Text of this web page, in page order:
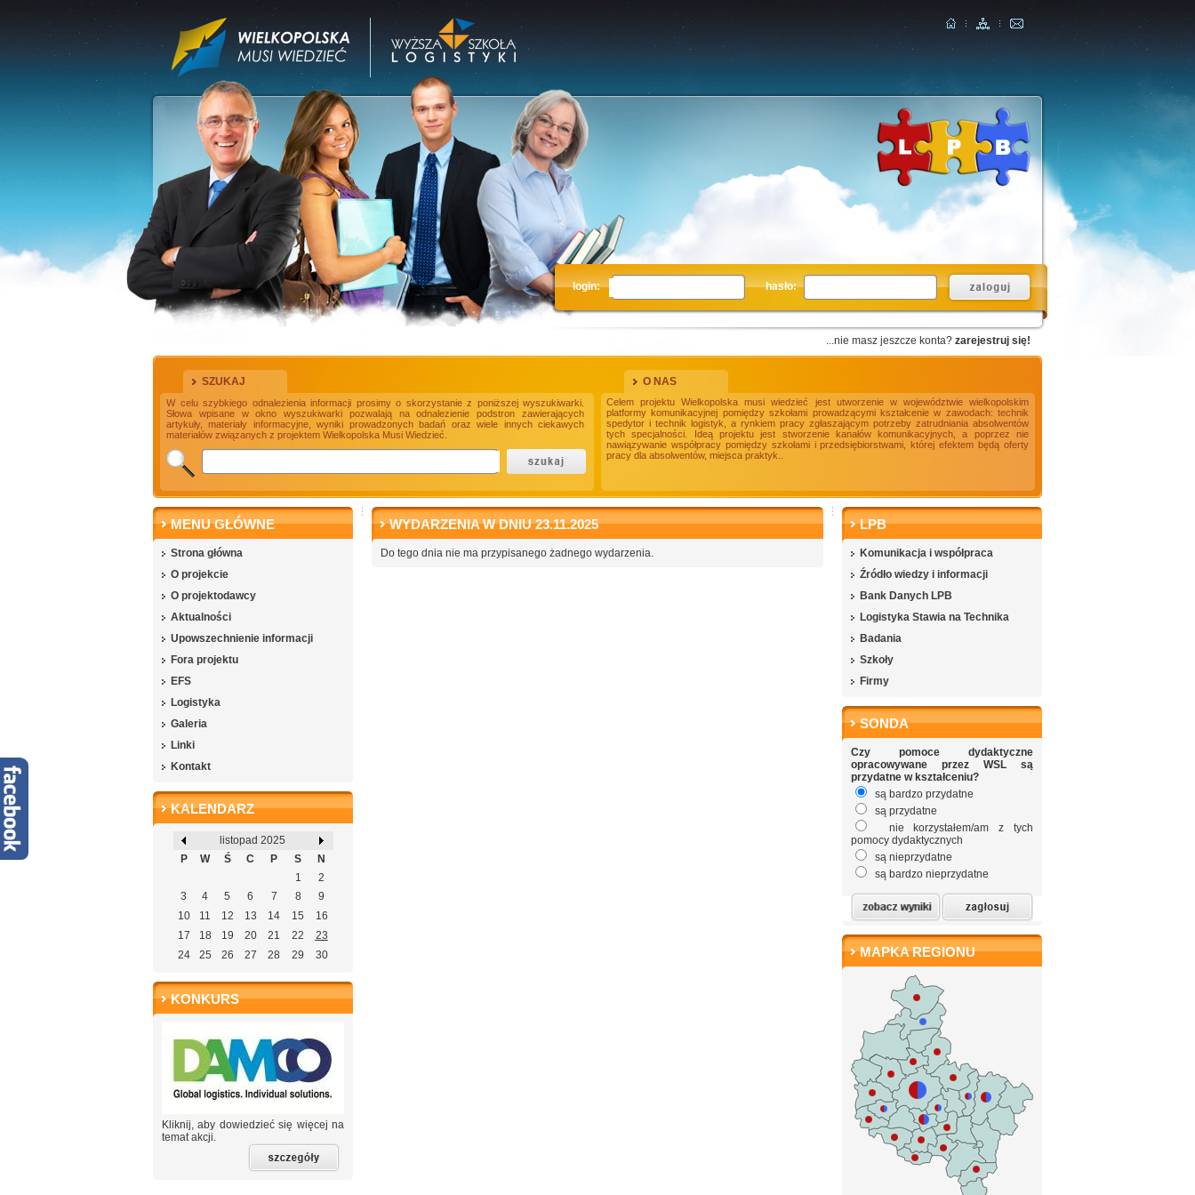
login: hasło:
...nie masz jeszcze konta? zarejestruj się!
SZUKAJ
W celu szybkiego odnalezienia informacji prosimy o skorzystanie z poniższej wyszukiwarki.
Słowa wpisane w okno wyszukiwarki pozwalają na odnalezienie podstron zawierających
artykuły, materiały informacyjne, wyniki prowadzonych badań oraz wiele innych ciekawych
materiałów związanych z projektem Wielkopolska Musi Wiedzieć.
O NAS
Celem projektu Wielkopolska musi wiedzieć jest utworzenie w województwie wielkopolskim
platformy komunikacyjnej pomiędzy szkołami prowadzącymi kształcenie w zawodach: technik
spedytor i technik logistyk, a rynkiem pracy zgłaszającym potrzeby zatrudniania absolwentów
tych specjalności. Ideą projektu jest stworzenie kanałów komunikacyjnych, a poprzez nie
nawiązywanie współpracy pomiędzy szkołami i przedsiębiorstwami, której efektem będą oferty
pracy dla absolwentów, miejsca praktyk..
MENU GŁÓWNE
Strona główna
O projekcie
O projektodawcy
Aktualności
Upowszechnienie informacji
Fora projektu
EFS
Logistyka
Galeria
Linki
Kontakt
KALENDARZ
listopad 2025
P
W Ś C P S
N
1
2
3
4 5 6 7 8
9
10
11 12 13 14 15
16
17
18 19 20 21 22
23
24
25 26 27 28 29 30
KONKURS
Kliknij, aby dowiedzieć się więcej na
temat akcji.
WYDARZENIA W DNIU 23.11.2025
Do tego dnia nie ma przypisanego żadnego wydarzenia.
LPB
Komunikacja i współpraca
Źródło wiedzy i informacji
Bank Danych LPB
Logistyka Stawia na Technika
Badania
Szkoły
Firmy
SONDA
Czy pomoce dydaktyczne
opracowywane przez WSL są
przydatne w kształceniu?
są bardzo przydatne
są przydatne
nie korzystałem/am z tych
pomocy dydaktycznych
są nieprzydatne
są bardzo nieprzydatne
MAPKA REGIONU